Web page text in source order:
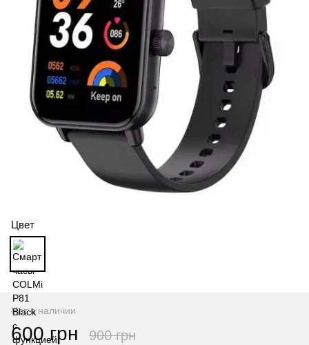
Цвет
Нет в наличии
600 грн 900 грн